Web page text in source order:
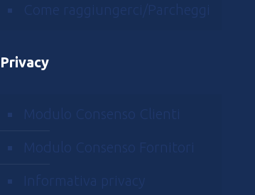
Come raggiungerci/Parcheggi
Privacy
Modulo Consenso Clienti
Modulo Consenso Fornitori
Informativa privacy